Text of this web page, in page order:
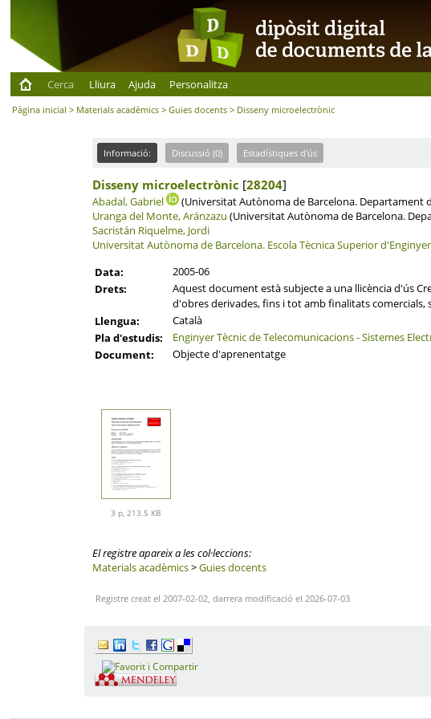
Cerca
Lliura Ajuda Personalitza
Pàgina inicial > Materials acadèmics >Guies docents > Disseny microelectrònic
Informació: Discussió (0) Estadístiques d'ús
Disseny microelectrònic [28204]
Abadal, Gabriel
(Universitat Autònoma de Barcelona. Departament
Uranga del Monte, Aránzazu (Universitat Autònoma de Barcelona.
Sacristán Riquelme, Jordi
Universitat Autònoma de Barcelona. Escola Tècnica Superior
Data:
2005-06
Drets:
Aquest document està subjecte a una llicència d'ús
d'obres derivades, fins i tot amb finalitats
Llengua:
Català
Pla d'estudis:
Enginyer Tècnic de Telecomunicacions - Sistemes
Document:
Objecte d'aprenentatge
3 p, 213.5 KB
El registre apareix a les col·leccions:
Materials acadèmics>Guies docents
Registre creat el 2007-02-02, darrera modificació el 2026-07-03